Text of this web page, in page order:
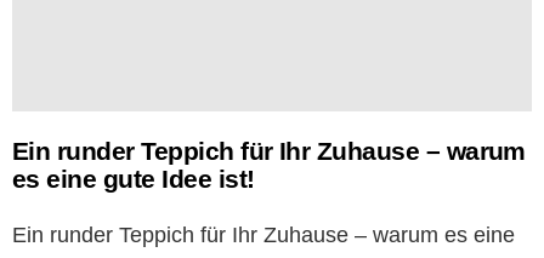
Ein runder Teppich für Ihr Zuhause – warum
es eine gute Idee ist!
Ein runder Teppich für Ihr Zuhause – warum es eine